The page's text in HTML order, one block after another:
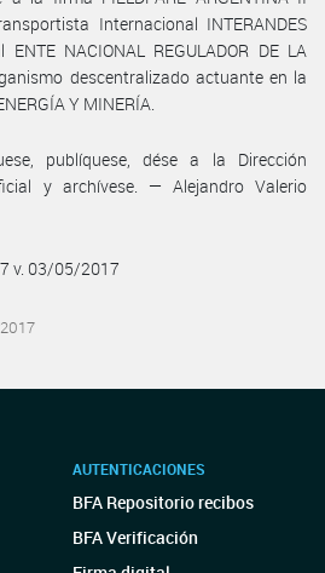
Internacional INTERANDES
NACIONAL REGULADOR DE LA
descentralizado actuante en la
Y MINERÍA.
publíquese, dése a la Dirección
y archívese. — Alejandro Valerio
v. 03/05/2017
AUTENTICACIONES
BFA Repositorio recibos
BFA Verificación